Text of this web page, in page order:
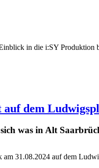
in die i:SY Produktion
dem
was in Alt
am 31.08.2024 auf dem